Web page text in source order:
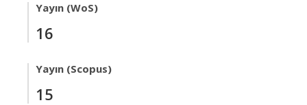
Yayın (WoS)
16
Yayın (Scopus)
15